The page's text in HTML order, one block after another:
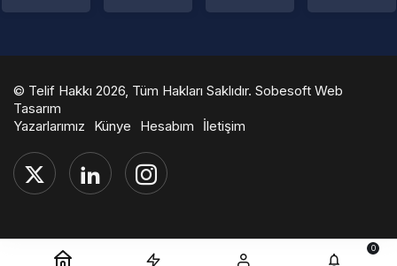
© Telif Hakkı 2026, Tüm Hakları Saklıdır. Sobesoft Web
Tasarım
Yazarlarımız
Künye Hesabım İletişim
0